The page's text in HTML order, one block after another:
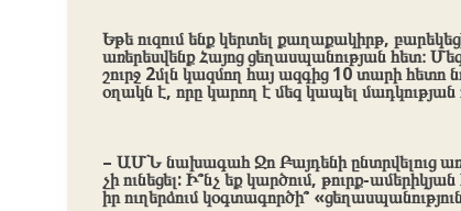
Եթե ուզում ենք կերտել քաղաքակիրթ,
առերեսվենք Հայոց ցեղասպանության հետ։
շուրջ 2մլն կազմող հայ ազգից 10 տարի հետո
օղակն է, որը կարող է մեզ կապել մադկության
– ԱՄՆ նախագահ Ջո Բայդենի ընտրվելուց
չի ունեցել: Ի՞նչ եք կարծում, թուրք-
իր ուղերձում կօգտագործի՞